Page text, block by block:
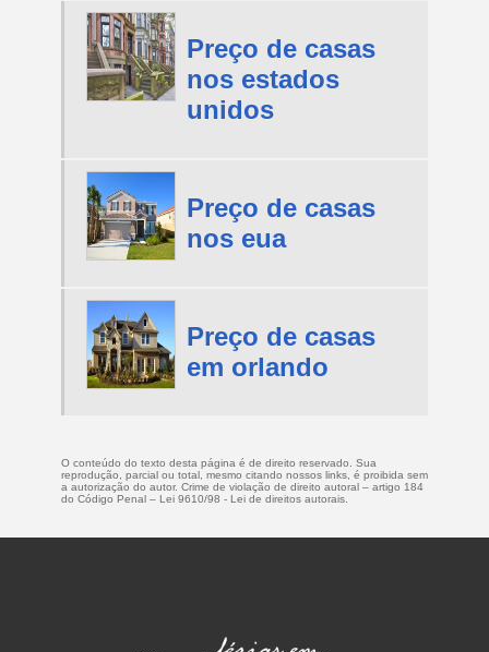
Preço de casas
nos estados
unidos
Preço de casas
nos eua
Preço de casas
em orlando
O conteúdo do texto desta página é de direito reservado. Sua
reprodução, parcial ou total, mesmo citando nossos links, é proibida sem
a autorização do autor. Crime de violação de direito autoral – artigo 184
do Código Penal – Lei 9610/98 - Lei de direitos autorais